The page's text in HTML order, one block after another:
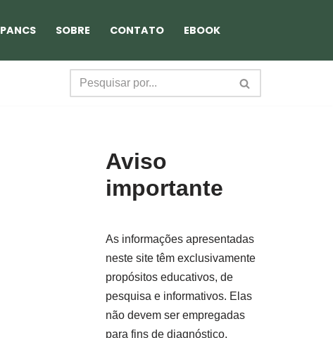
PANCS SOBRE CONTATO EBOOK
Aviso
importante
As informações apresentadas
neste site têm exclusivamente
propósitos educativos, de
pesquisa e informativos. Elas
não devem ser empregadas
para fins de diagnóstico,